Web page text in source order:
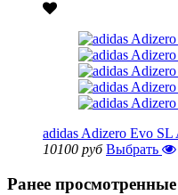
adidas Adizero Evo SL
10100 руб Выбрать
Ранее